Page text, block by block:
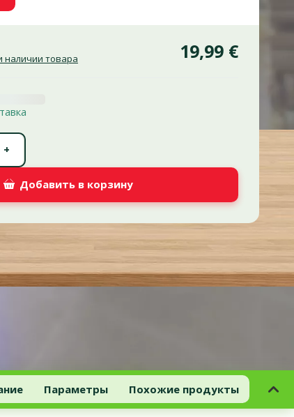
наличии товара 19,99 €
+
Добавить в корзину
Параметры Похожие продукты